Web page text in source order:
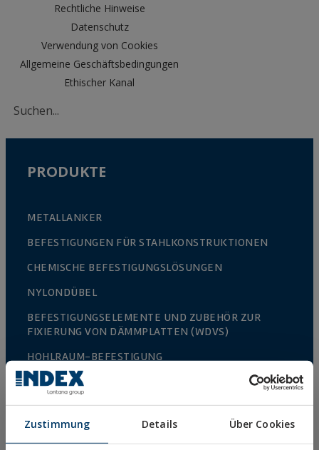
Zustimmung Details Über Cookies
Rechtliche Hinweise
Datenschutz
Verwendung von Cookies
Allgemeine Geschäftsbedingungen
Ethischer Kanal
PRODUKTE
METALLANKER
BEFESTIGUNGEN FÜR STAHLKONSTRUKTIONEN
CHEMISCHE BEFESTIGUNGSLÖSUNGEN
NYLONDÜBEL
BEFESTIGUNGSELEMENTE UND ZUBEHÖR ZUR
FIXIERUNG VON DÄMMPLATTEN (WDVS)
HOHLRAUM-BEFESTIGUNG
BLINDNIETEN
ZUBEHÖR FÜR KABELBINDER UND UMZÄUNUNGEN
ZUBEHÖR FÜR ZÄUNE